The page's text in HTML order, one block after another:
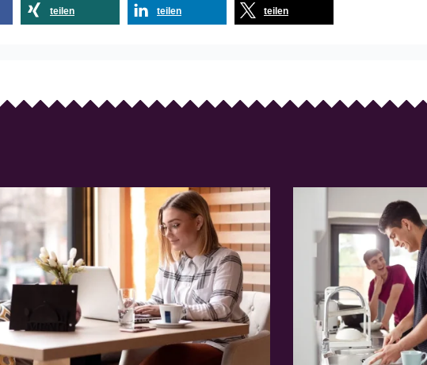
teilen teilen teilen